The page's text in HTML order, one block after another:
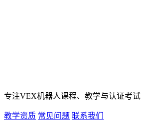
专注VEX机器人课程、教学与认证考试
教学资质 常见问题 联系我们